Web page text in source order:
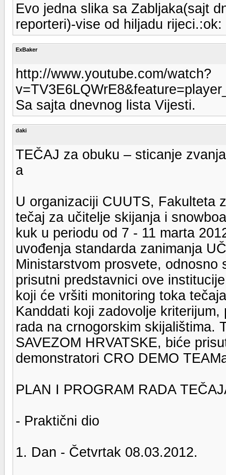
Evo jedna slika sa Zabljaka(sajt
reporteri)-vise od hiljadu rijeci.:ok:
ExBaker
http://www.youtube.com/watch?
Sa sajta dnevnog lista Vijesti.
daki
TEČAJ za obuku – sticanje
a
U organizaciji CUUTS, Fakulteta
tečaj za učitelje skijanja i
kuk u periodu od 7 - 11 marta
uvođenja standarda zanimanja
Ministarstvom prosvete,
prisutni predstavnici ove
koji će vršiti monitoring toka
Kanddati koji zadovolje
rada na crnogorskim skijalištima.
SAVEZOM HRVATSKE, biće
demonstratori CRO DEMO
PLAN I PROGRAM RADA
- Praktični dio
1. Dan - Četvrtak 08.03.2012.